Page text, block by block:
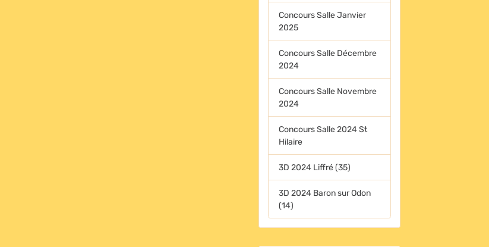
Concours Salle Janvier
2025
Concours Salle Décembre
2024
Concours Salle Novembre
2024
Concours Salle 2024 St
Hilaire
3D 2024 Liffré (35)
3D 2024 Baron sur Odon
(14)